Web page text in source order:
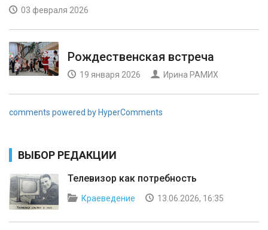
03 февраля 2026
Рождественская встреча
19 января 2026 Ирина РАМИХ
comments powered by HyperComments
ВЫБОР РЕДАКЦИИ
Телевизор как потребность
Краеведение 13.06.2026, 16:35